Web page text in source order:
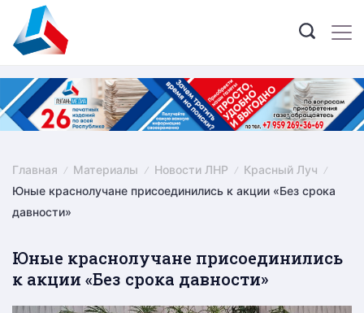
content
Главная Материалы Новости ЛНР
Красный Луч
Юные краснолучане присоединились к акции «Без срока
давности»
Юные краснолучане присоединились
к акции «Без срока давности»